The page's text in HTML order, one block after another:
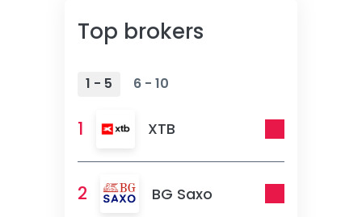
Top brokers
1 - 5 6 - 10
1 XTB
2 BG Saxo